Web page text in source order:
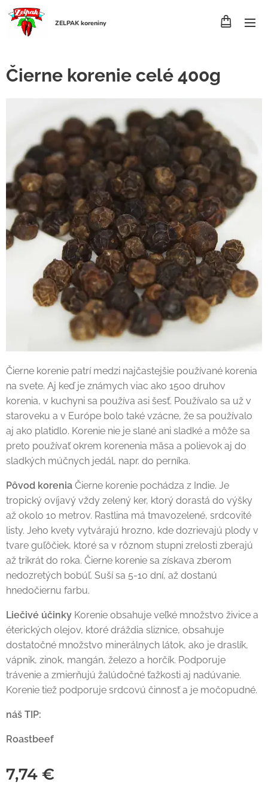
ZELPAK koreniny
Čierne korenie celé 400g
Čierne korenie patrí medzi najčastejšie používané korenia
na svete. Aj keď je známych viac ako 1500 druhov
korenia, v kuchyni sa používa asi šesť. Používalo sa už v
staroveku a v Európe bolo také vzácne, že sa používalo
aj ako platidlo. Korenie nie je slané ani sladké a môže sa
preto používať okrem korenenia mäsa a polievok aj do
sladkých múčnych jedál, napr. do perníka.
Pôvod korenia Čierne korenie pochádza z Indie. Je
tropický ovíjavý vždy zelený ker, ktorý dorastá do výšky
až okolo 10 metrov. Rastlina má tmavozelené, srdcovité
listy. Jeho kvety vytvárajú hrozno, kde dozrievajú plody v
tvare guľôčiek, ktoré sa v rôznom stupni zrelosti zberajú
až trikrát do roka. Čierne korenie sa získava zberom
nedozretých bobúľ. Suší sa 5-10 dní, až dostanú
hnedočiernu farbu.
Liečivé účinky Korenie obsahuje veľké množstvo živice a
éterických olejov, ktoré dráždia sliznice, obsahuje
dostatočné množstvo minerálnych látok, ako je draslík,
vápnik, zinok, mangán, železo a horčík. Podporuje
trávenie a zmierňujú žalúdočné ťažkosti aj nadúvanie.
Korenie tiež podporuje srdcovú činnosť a je močopudné.
náš TIP:
Roastbeef
7,74 €